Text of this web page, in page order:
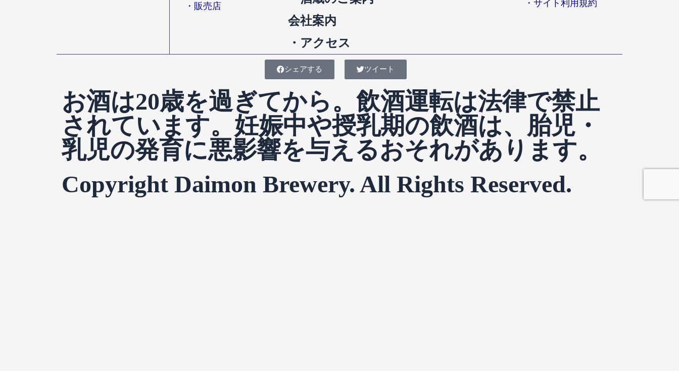
・販売店
会社案内
・アクセス
・サイト利用規約
シェアする ツイート
お酒は20歳を過ぎてから。飲酒運転は法律で禁止
されています。妊娠中や授乳期の飲酒は、胎児・
乳児の発育に悪影響を与えるおそれがあります。
Copyright Daimon Brewery. All Rights Reserved.